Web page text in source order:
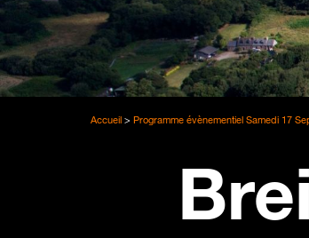
Accueil > Programme évènementiel Samedi 17